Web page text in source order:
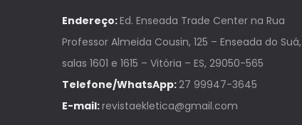
Endereço:Ed. Enseada Trade Center na Rua
Professor Almeida Cousin, 125 – Enseada do Suá,
salas 1601 e 1615 – Vitória – ES, 29050-565
Telefone/WhatsApp:27 99947-3645
E-mail:revistaekletica@gmail.com